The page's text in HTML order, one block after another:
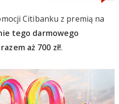
Citibanku z premią na
tego darmowego
aż 700 zł!.